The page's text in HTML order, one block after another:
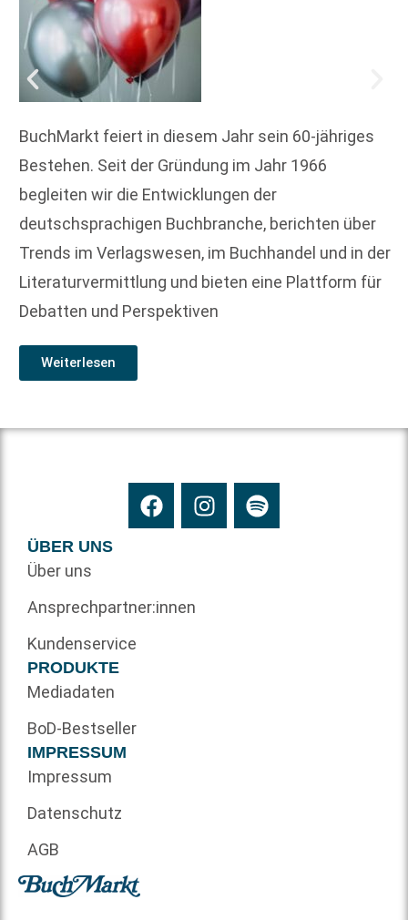
BuchMarkt feiert in diesem Jahr sein 60-jähriges
Bestehen. Seit der Gründung im Jahr 1966
begleiten wir die Entwicklungen der
deutschsprachigen Buchbranche, berichten über
Trends im Verlagswesen, im Buchhandel und in der
Literaturvermittlung und bieten eine Plattform für
Debatten und Perspektiven
Weiterlesen
ÜBER UNS
Über uns
Ansprechpartner:innen
Kundenservice
PRODUKTE
Mediadaten
BoD-Bestseller
IMPRESSUM
Impressum
Datenschutz
AGB